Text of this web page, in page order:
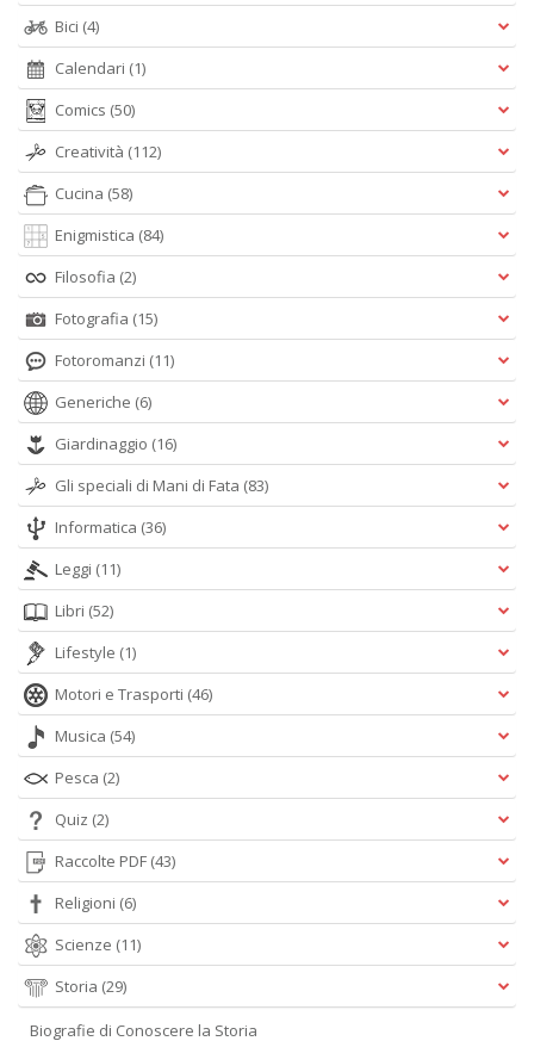
Bici (4)
Calendari (1)
Comics (50)
Creatività (112)
Cucina (58)
Enigmistica (84)
Filosofia (2)
Fotografia (15)
Fotoromanzi (11)
Generiche (6)
Giardinaggio (16)
Gli speciali di Mani di Fata (83)
Informatica (36)
Leggi (11)
Libri (52)
Lifestyle (1)
Motori e Trasporti (46)
Musica (54)
Pesca (2)
Quiz (2)
Raccolte PDF (43)
Religioni (6)
Scienze (11)
Storia (29)
Biografie di Conoscere la Storia